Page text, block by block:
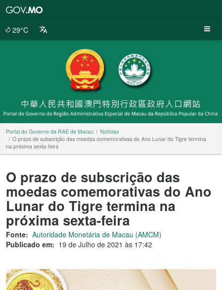
29°C
Portal do Governo da RAE de Macau
Notícias
O prazo de subscrição das moedas comemorativas do Ano Lunar do Tigre termina
na próxima sexta-feira
O prazo de subscrição das
moedas comemorativas do Ano
Lunar do Tigre termina na
próxima sexta-feira
Fonte: Autoridade Monetária de Macau (AMCM)
Publicado em: 19 de Julho de 2021 às 17:42